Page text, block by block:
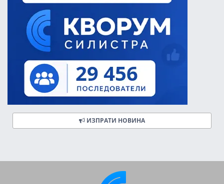
ИЗПРАТИ НОВИНА